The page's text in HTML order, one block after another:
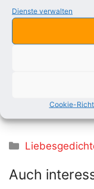
Dienste verwalten
Cookie-
Spielt mild der
Sie aber weilt im
Wo ihr kein
Ein Herz noch
Kategorien
Auch